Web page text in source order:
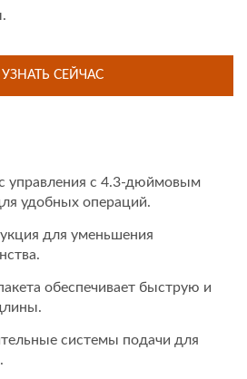
УЗНАТЬ СЕЙЧАС
управления с 4.3-дюймовым
удобных операций.
для уменьшения
обеспечивает быструю и
системы подачи для